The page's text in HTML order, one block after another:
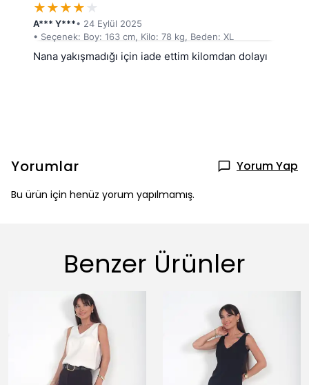
★★★★ ★
A*** Y***• 24 Eylül 2025
• Seçenek: Boy: 163 cm, Kilo: 78 kg, Beden: XL
Nana yakışmadığı için iade ettim kilomdan dolayı
Yorumlar Yorum Yap
Bu ürün için henüz yorum yapılmamış.
Benzer Ürünler